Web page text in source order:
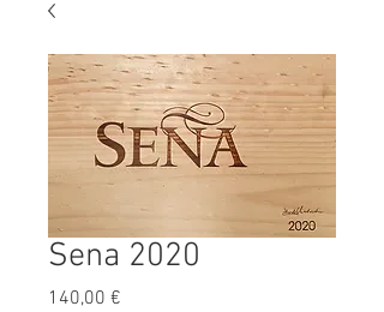
Sena 2020
140,00 €